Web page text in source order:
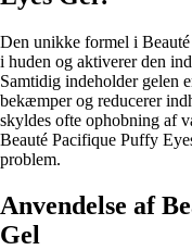
Den unikke formel i
i huden og aktiverer den
Samtidig indeholder gelen
bekæmper og reducerer
skyldes ofte ophobning af
Beauté Pacifique Puffy
problem.
Anvendelse af
Gel